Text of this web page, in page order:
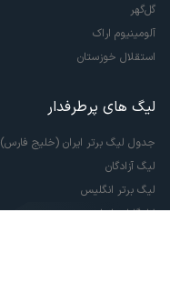
گل‌گهر
آلومینیوم اراک
استقلال خوزستان
لیگ های پرطرفدار
جدول لیگ برتر ایران (خلیج فارس)
لیگ آزادگان
لیگ برتر انگلیس
لالیگا اسپانیا